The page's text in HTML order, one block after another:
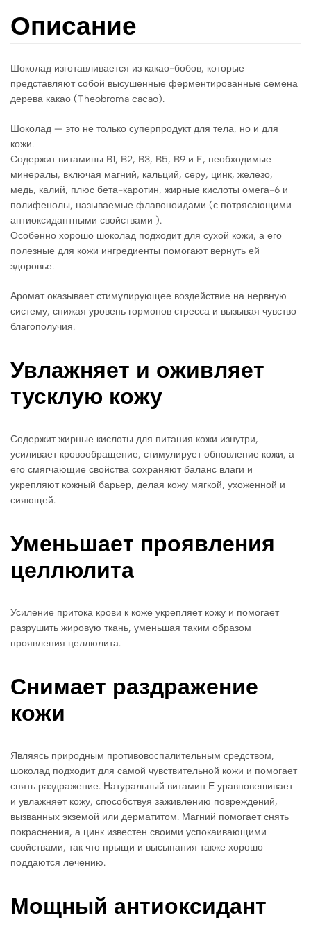
Описание
Шоколад изготавливается из какао-бобов, которые
представляют собой высушенные ферментированные семена
дерева какао (Theobroma cacao).
Шоколад — это не только суперпродукт для тела, но и для
кожи.
Содержит витамины B1, B2, B3, B5, B9 и E, необходимые
минералы, включая магний, кальций, серу, цинк, железо,
медь, калий, плюс бета-каротин, жирные кислоты омега-6 и
полифенолы, называемые флавоноидами (с потрясающими
антиоксидантными свойствами ).
Особенно хорошо шоколад подходит для сухой кожи, а его
полезные для кожи ингредиенты помогают вернуть ей
здоровье.
Аромат оказывает стимулирующее воздействие на нервную
систему, снижая уровень гормонов стресса и вызывая чувство
благополучия.
Увлажняет и оживляет
тусклую кожу
Содержит жирные кислоты для питания кожи изнутри,
усиливает кровообращение, стимулирует обновление кожи, а
его смягчающие свойства сохраняют баланс влаги и
укрепляют кожный барьер, делая кожу мягкой, ухоженной и
сияющей.
Уменьшает проявления
целлюлита
Усиление притока крови к коже укрепляет кожу и помогает
разрушить жировую ткань, уменьшая таким образом
проявления целлюлита.
Снимает раздражение
кожи
Являясь природным противовоспалительным средством,
шоколад подходит для самой чувствительной кожи и помогает
снять раздражение. Натуральный витамин Е уравновешивает
и увлажняет кожу, способствуя заживлению повреждений,
вызванных экземой или дерматитом. Магний помогает снять
покраснения, а цинк известен своими успокаивающими
свойствами, так что прыщи и высыпания также хорошо
поддаются лечению.
Мощный антиоксидант